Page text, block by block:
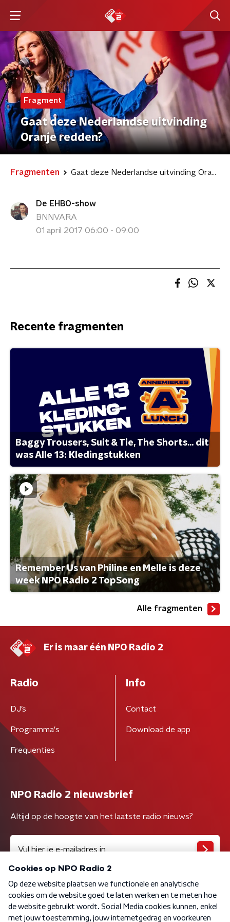
Fragment
Gaat deze Nederlandse uitvinding
Oranje redden?
Fragmenten Gaat deze Nederlandse uitvinding Oranje redden?
De EHBO-show
BNNVARA
01 april 2017 06:00 - 09:00
Recente fragmenten
Baggy Trousers, Suit & Tie, The Shorts... dit
was Alle 13: Kledingstukken
Remember Us van Philine en Melle is deze
week NPO Radio 2 TopSong
Alle fragmenten
Er is maar één NPO Radio 2
Radio
DJ’s
Programma's
Frequenties
Info
Contact
Download de app
NPO Radio 2 nieuwsbrief
Altijd op de hoogte van het laatste radio nieuws?
Algemene voorwaarden